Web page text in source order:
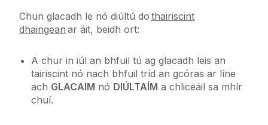
Chun glacadh le nó diúltú do thairiscint
dhaingean ar áit, beidh ort:
A chur in iúl an bhfuil tú ag glacadh leis an
tairiscint nó nach bhfuil tríd an gcóras ar líne
ach GLACAIM nó DIÚLTAÍM a chliceáil sa mhír
chuí.